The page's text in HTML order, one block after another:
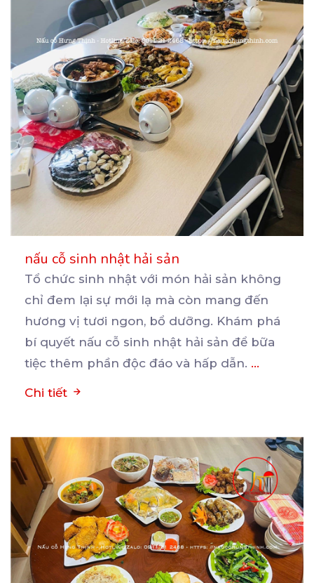
nấu cỗ sinh nhật hải sản
Tổ chức sinh nhật với món hải sản không
chỉ đem lại sự mới lạ mà còn mang đến
hương vị tươi ngon, bổ dưỡng. Khám phá
bí quyết nấu cỗ sinh nhật hải sản để bữa
tiệc thêm phần độc đáo và hấp dẫn. ...
Chi tiết